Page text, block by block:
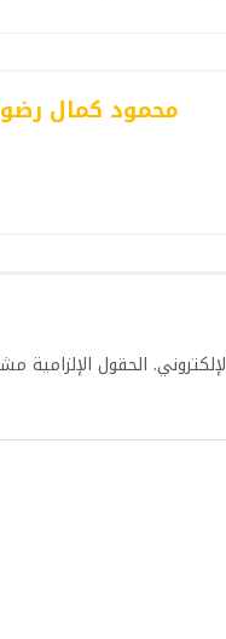
محمود كمال
الحقول الإلزامية